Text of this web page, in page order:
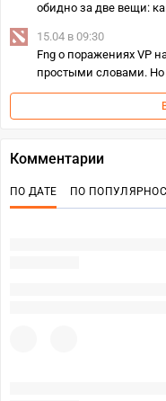
обидно за две вещи:
15.04 в 09:30
Fng о поражениях VP
простыми словами. Но
Комментарии
ПО ДАТЕ ПО